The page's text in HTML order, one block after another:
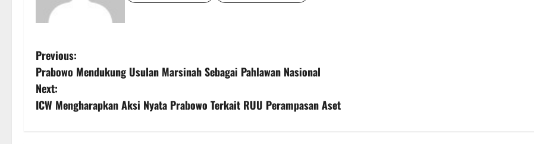
P
o
s
Previous:
Prabowo Mendukung Usulan Marsinah Sebagai Pahlawan Nasional
Next:
ICW Mengharapkan Aksi Nyata Prabowo Terkait RUU Perampasan Aset